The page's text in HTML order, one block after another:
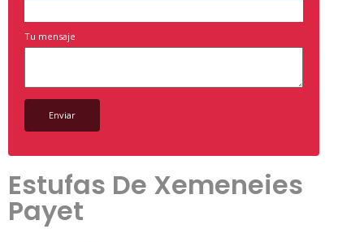
Tu mensaje
Estufas De Xemeneies
Payet